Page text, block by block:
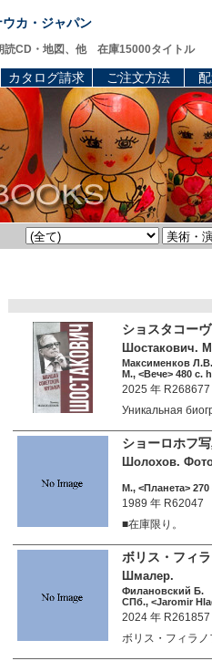
ウカ・ジャパン
読CD・地図、他 在庫15000タイトル
カタログ請求 ご注文方法
ショスタコー
Шостакович.
Максименков Л.В.
М., <Вече> 480 c.
2025 年 R268677
Уникальная
ショーロホフ
Шолохов.
М., <Планета> 270
1989 年 R62047
■在庫限り。
ボリス・フィ
Шмалер.
Филановский Б.
СПб., <Jaromir
2024 年 R261857
ボリス・フィラ